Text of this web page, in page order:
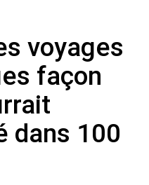
voyages
façon
dans 100